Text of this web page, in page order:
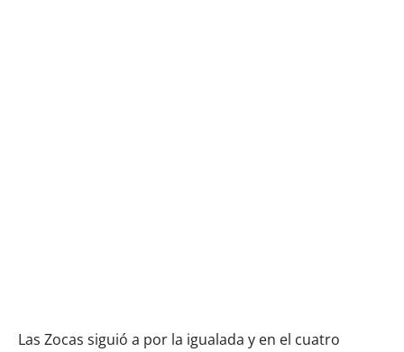
Las Zocas siguió a por la igualada y en el cuatro